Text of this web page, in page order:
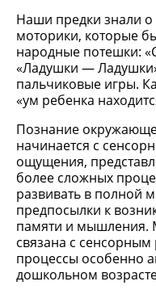
Наши предки знали о
моторики, которые
народные потешки:
«Ладушки —
пальчиковые игры.
«ум ребенка
Познание
начинается с
ощущения,
более сложных
развивать в полной
предпосылки к
памяти и мышления.
связана с
процессы особенно
дошкольном